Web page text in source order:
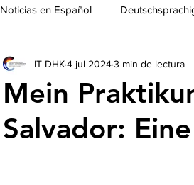
Noticias en Español
Auschreibungen
Mein
Salvador:
IT DHK4 jul 20243 min de lectura